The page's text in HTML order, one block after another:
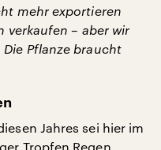
mehr exportieren
verkaufen – aber wir
Pflanze braucht
Jahres sei hier im
Tropfen Regen